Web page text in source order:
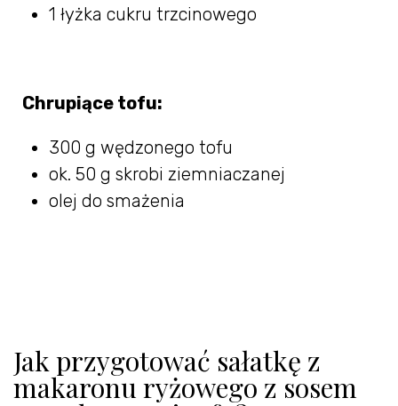
1 łyżka cukru trzcinowego
Chrupiące tofu:
300 g wędzonego tofu
ok. 50 g skrobi ziemniaczanej
olej do smażenia
Jak przygotować sałatkę z
makaronu ryżowego z sosem